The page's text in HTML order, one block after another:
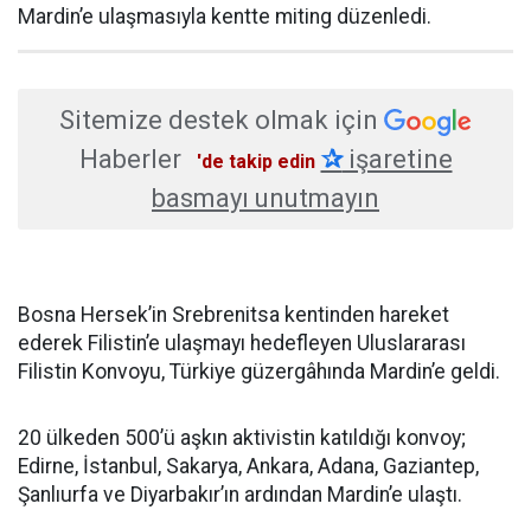
Mardin’e ulaşmasıyla kentte miting düzenledi.
Sitemize destek olmak için
Haberler
'de takip edin ✰işaretine
basmayı unutmayın
Bosna Hersek’in Srebrenitsa kentinden hareket
ederek Filistin’e ulaşmayı hedefleyen Uluslararası
Filistin Konvoyu, Türkiye güzergâhında Mardin’e geldi.
20 ülkeden 500’ü aşkın aktivistin katıldığı konvoy;
Edirne, İstanbul, Sakarya, Ankara, Adana, Gaziantep,
Şanlıurfa ve Diyarbakır’ın ardından Mardin’e ulaştı.